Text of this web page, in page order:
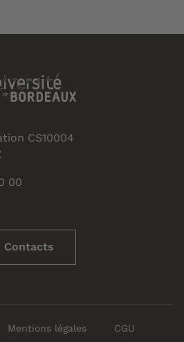
CS10004
00
Contacts
Mentions légales CGU